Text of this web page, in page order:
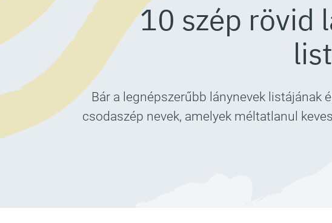
10 szép rövid
Bár a legnépszerűbb lánynevek listájának
csodaszép nevek, amelyek méltatlanul